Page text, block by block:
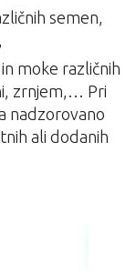
semen,
moke različnih
zrnjem,… Pri
nadzorovano
ali dodanih